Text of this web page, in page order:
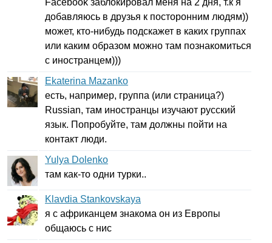
Facebook заблокировал меня на 2 дня, т.к я
добавляюсь в друзья к посторонним людям))
может, кто-нибудь подскажет в каких группах
или каким образом можно там познакомиться
с иностранцем)))
Ekaterina Mazanko
есть, например, группа (или страница?)
Russian, там иностранцы изучают русский
язык. Попробуйте, там должны пойти на
контакт люди.
Yulya Dolenko
там как-то одни турки..
Klavdia Stankovskaya
я с африканцем знакома он из Европы
общаюсь с нис